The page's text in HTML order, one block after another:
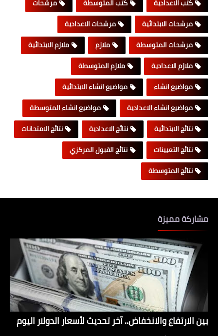
كتب الاعدادية
كتب المتوسطة
مرشحات
مرشحات الابتدائية
مرشحات الاعدادية
مرشحات المتوسطة
ملازم
ملازم الابتدائية
ملازم الاعدادية
ملازم المتوسطة
مواضيع انشاء
مواضيع انشاء الابتدائية
مواضيع انشاء الاعدادية
مواضيع انشاء المتوسطة
نتائج الابتدائية
نتائج الاعدادية
نتائج الامتحانات
نتائج التعيينات
نتائج القبول المركزي
نتائج المتوسطة
مشاركة مميزة
بين الارتفاع والانخفاض.. آخر تحديث لأسعار الدولار اليوم